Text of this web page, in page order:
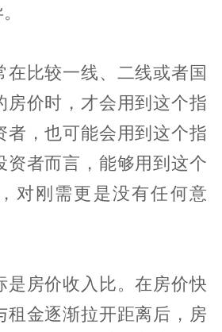
在比较一线、二线或者国
房价时，才会用到这个指
者，也可能会用到这个指
资者而言，能够用到这个
对刚需更是没有任何意
是房价收入比。在房价快
租金逐渐拉开距离后，房